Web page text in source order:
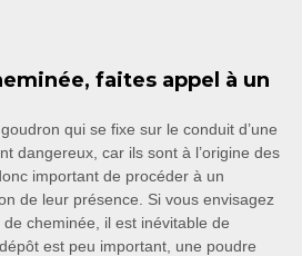
faites appel à un
qui se fixe sur le conduit d’une
dangereux, car ils sont à l’origine des
important de procéder à un
de leur présence. Si vous envisagez
cheminée, il est inévitable de
est peu important, une poudre